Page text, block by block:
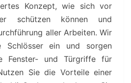
Konzept, wie sich vor
schützen können und
aller Arbeiten. Wir
Schlösser ein und sorgen
Fenster- und Türgriffe für
Sie die Vorteile einer